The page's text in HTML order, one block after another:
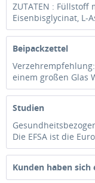
ZUTATEN :
Eisenbisglycinat, L-
Beipackzettel
einem großen Glas
Studien
Die EFSA ist die
Kunden haben sich